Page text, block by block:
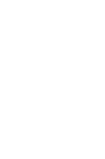
בלילה מצטרפת לכך
קצת פחות מרשימה,
הצגים הגדולים
מידי חלקי פלסטיק
גימור 'עלית'
שופעת מרכיבים